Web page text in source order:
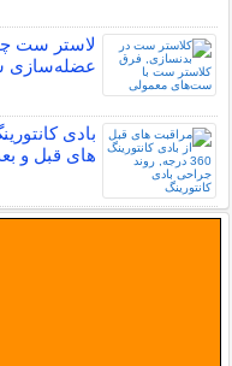
لاستر ست
عضله‌سازی
های قبل و